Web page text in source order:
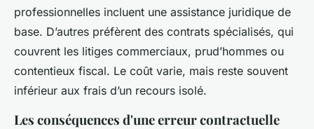
professionnelles incluent une assistance juridique de
base. D’autres préfèrent des contrats spécialisés, qui
couvrent les litiges commerciaux, prud’hommes ou
contentieux fiscal. Le coût varie, mais reste souvent
inférieur aux frais d’un recours isolé.
Les conséquences d'une erreur contractuelle